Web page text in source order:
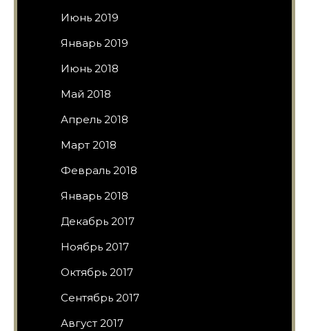
Июнь 2019
Январь 2019
Июнь 2018
Май 2018
Апрель 2018
Март 2018
Февраль 2018
Январь 2018
Декабрь 2017
Ноябрь 2017
Октябрь 2017
Сентябрь 2017
Август 2017